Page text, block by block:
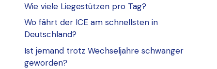
Wie viele Liegestützen pro Tag?
Wo fährt der ICE am schnellsten in
Deutschland?
Ist jemand trotz Wechseljahre schwanger
geworden?